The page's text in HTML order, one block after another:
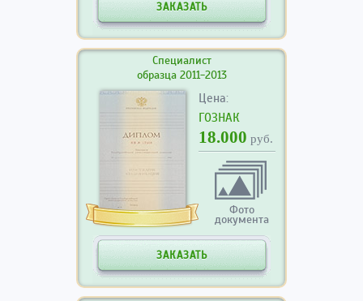
ЗАКАЗАТЬ
Специалист
образца 2011-2013
Цена:
ГОЗНАК
18.000 руб.
Фото
документа
ЗАКАЗАТЬ